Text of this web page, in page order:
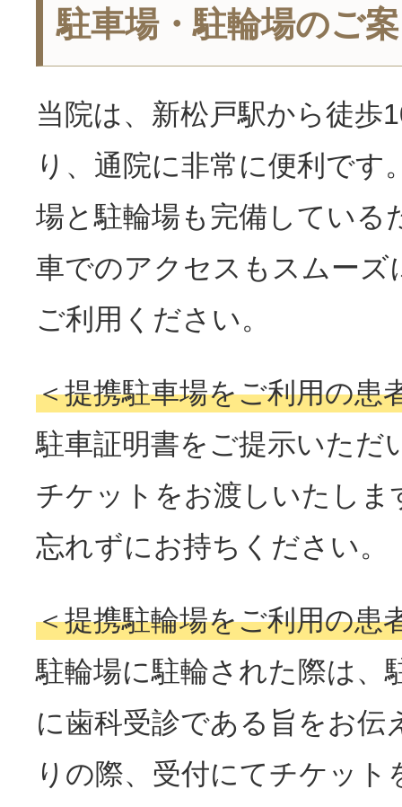
駐車場・駐輪場のご
当院は、新松戸駅から徒歩
り、通院に非常に便利です
場と駐輪場も完備している
車でのアクセスもスムーズ
ご利用ください。
＜提携駐車場をご利用の患
駐車証明書をご提示いただ
チケットをお渡しいたしま
忘れずにお持ちください。
＜提携駐輪場をご利用の患
駐輪場に駐輪された際は、
に歯科受診である旨をお伝
りの際、受付にてチケッ